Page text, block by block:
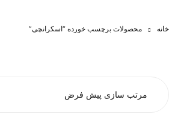
خانه محصولات برچسب خورده “اسکرانچی”